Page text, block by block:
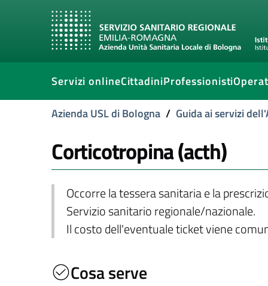
Servizi onlineCittadiniProfessionisti
Azienda USL di Bologna / Guida ai servizi
Corticotropina (acth)
Occorre la tessera sanitaria e la
Servizio sanitario regionale/nazionale.
Il costo dell'eventuale ticket viene
Cosa serve